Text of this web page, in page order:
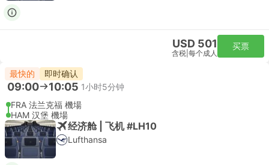
USD 501
含税 每个成人
买票
最快的 即时确认
09:00 10:05 1小时5分钟
FRA 法兰克福 機場
HAM 汉堡 機場
经济舱 | 飞机 #LH10
Lufthansa